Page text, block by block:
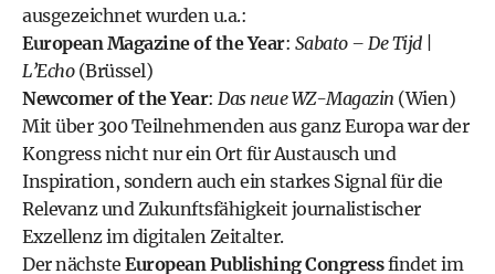
ausgezeichnet wurden u.a.:
European Magazine of the Year: Sabato – De Tijd |
L’Echo(Brüssel)
Newcomer of the Year: Das neue WZ-Magazin (Wien)
Mit über 300 Teilnehmenden aus ganz Europa war der
Kongress nicht nur ein Ort für Austausch und
Inspiration, sondern auch ein starkes Signal für die
Relevanz und Zukunftsfähigkeit journalistischer
Exzellenz im digitalen Zeitalter.
Der nächste European Publishing Congressfindet im